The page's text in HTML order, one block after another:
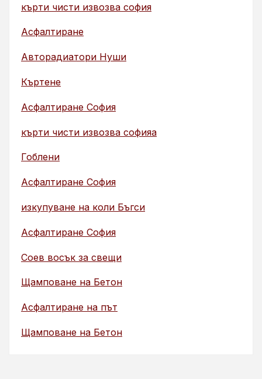
кърти чисти извозва софия
Асфалтиране
Авторадиатори Нуши
Къртене
Асфалтиране София
кърти чисти извозва софияа
Гоблени
Асфалтиране София
изкупуване на коли Бъгси
Асфалтиране София
Соев восък за свещи
Щамповане на Бетон
Асфалтиране на път
Щамповане на Бетон